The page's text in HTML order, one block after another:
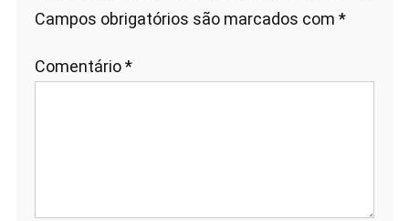
Campos obrigatórios são marcados com *
Comentário*